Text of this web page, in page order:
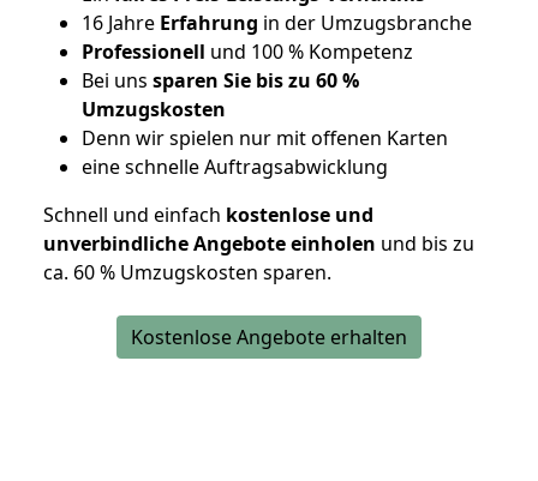
16 Jahre Erfahrung in der Umzugsbranche
Professionell und 100 % Kompetenz
Bei uns sparen Sie bis zu 60 %
Umzugskosten
Denn wir spielen nur mit offenen Karten
eine schnelle Auftragsabwicklung
Schnell und einfach kostenlose und
unverbindliche Angebote einholen und bis zu
ca. 60 % Umzugskosten sparen.
Kostenlose Angebote erhalten